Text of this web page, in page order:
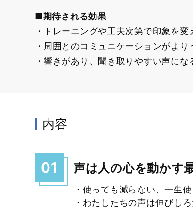
■期待される効果
トレーニングや工夫次第で印象を変
周囲とのコミュニケーションがより
響きがあり、聞き取りやすい声に
内容
01 声は人の心を動かす
・使っても減らない、一生
・わたしたちの声は伸びし